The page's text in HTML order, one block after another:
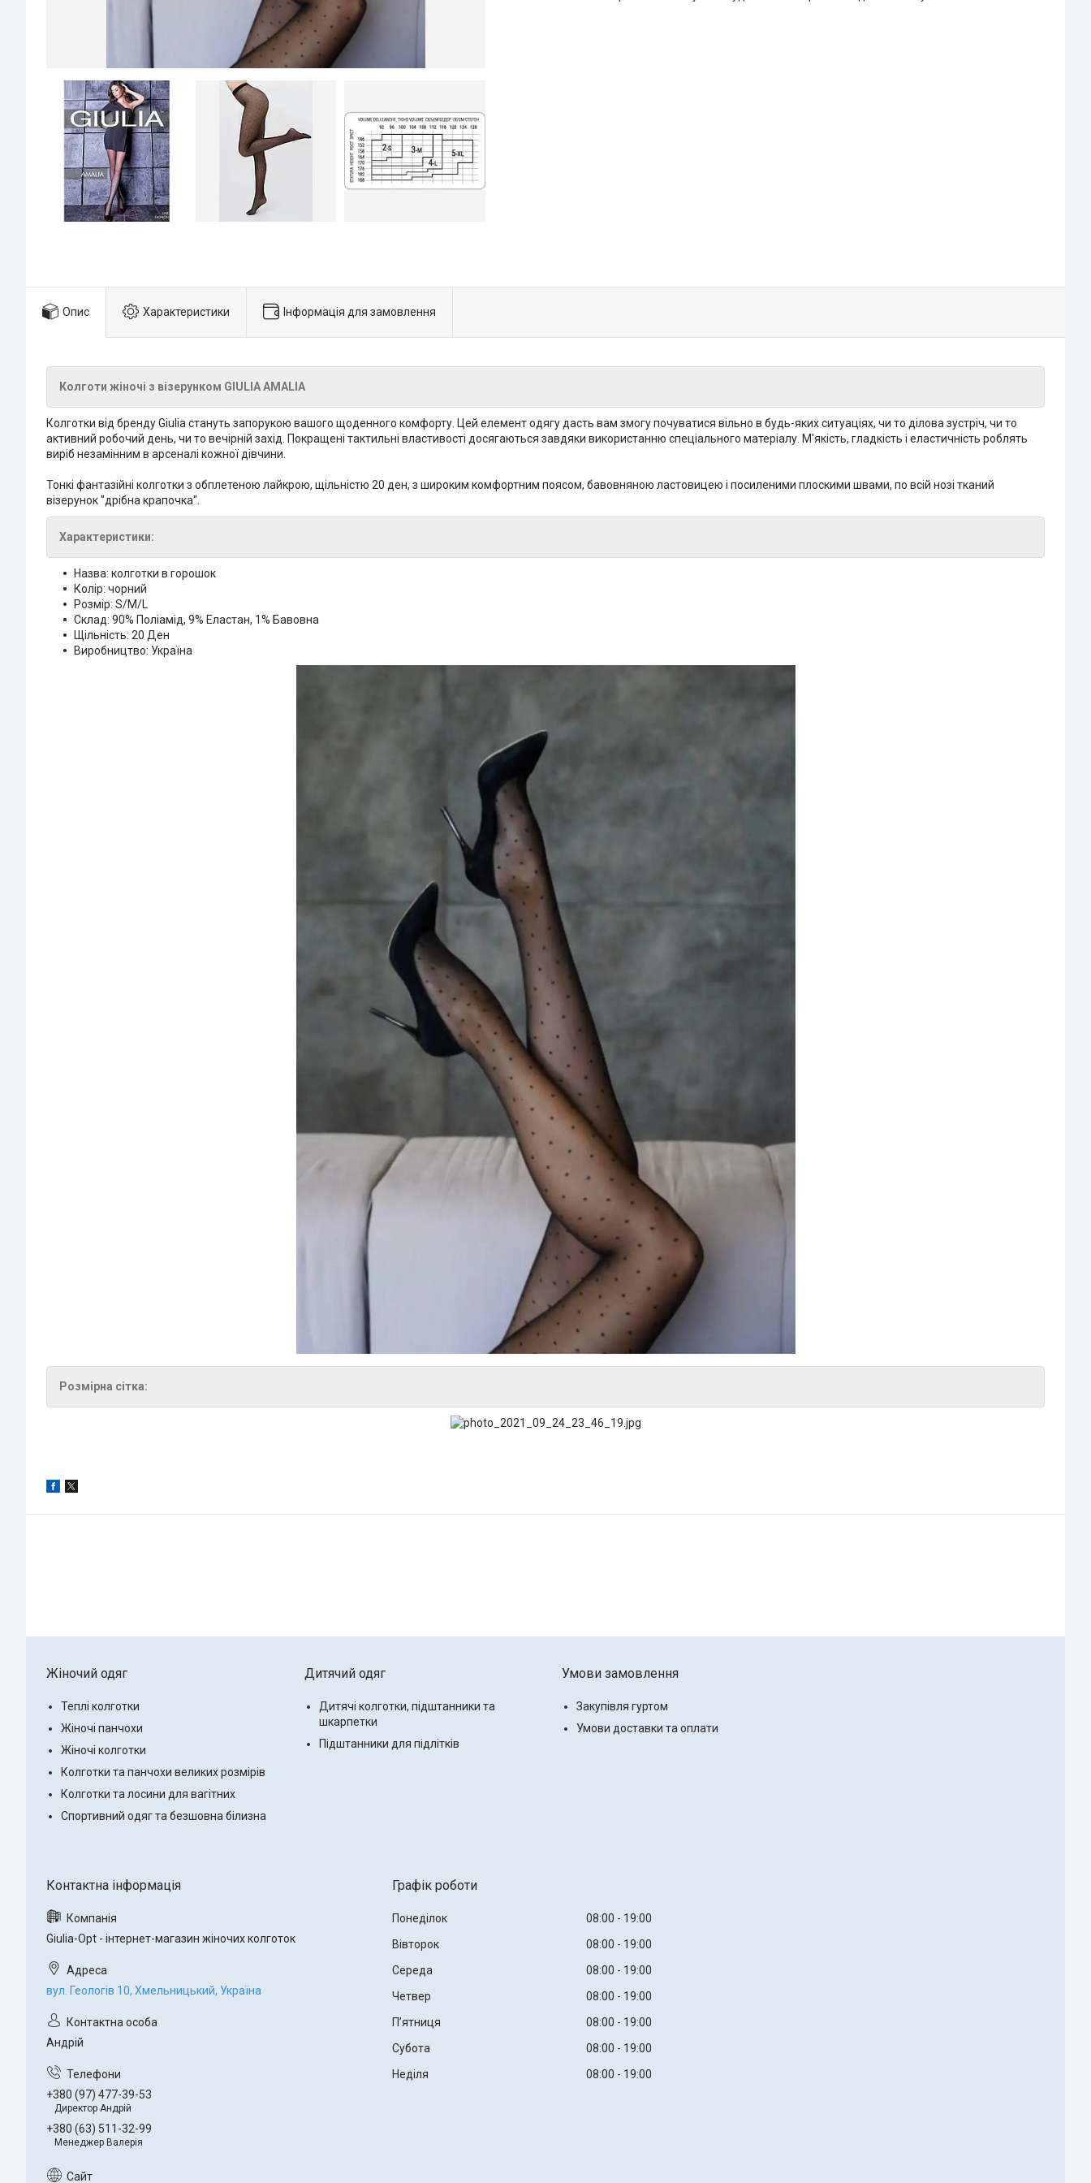
Опис Характеристики Інформація для замовлення
Колготи жіночі з візерунком GIULIA AMALIA
Колготки від бренду Giulia стануть запорукою вашого щоденного комфорту. Цей елемент одягу дасть вам змогу почуватися вільно в будь-яких ситуаціях, чи то ділова зустріч, чи то
активний робочий день, чи то вечірній захід. Покращені тактильні властивості досягаються завдяки використанню спеціального матеріалу. М'якість, гладкість і еластичність роблять
виріб незамінним в арсеналі кожної дівчини.
Тонкі фантазійні колготки з обплетеною лайкрою, щільністю 20 ден, з широким комфортним поясом, бавовняною ластовицею і посиленими плоскими швами, по всій нозі тканий
візерунок "дрібна крапочка".
Характеристики:
Назва: колготки в горошок
Колір: чорний
Розмір: S/M/L
Склад: 90% Поліамід, 9% Еластан, 1% Бавовна
Щільність: 20 Ден
Виробництво: Україна
Розмірна сітка:
Жіночий одяг
Теплі колготки
Жіночі панчохи
Жіночі колготки
Колготки та панчохи великих розмірів
Колготки та лосини для вагітних
Спортивний одяг та безшовна білизна
Дитячий одяг
Дитячі колготки, підштанники та
шкарпетки
Підштанники для підлітків
Умови замовлення
Закупівля гуртом
Умови доставки та оплати
Giulia-Opt - інтернет-магазин жіночих колготок
вул. Геологів 10, Хмельницький, Україна
Андрій
+380 (97) 477-39-53
Директор Андрій
+380 (63) 511-32-99
Менеджер Валерія
Графік роботи
Понеділок 08:00
19:00
Вівторок
08:00
19:00
Середа
08:00
19:00
Четвер
08:00
19:00
Пʼятниця
08:00
19:00
Субота
08:00
19:00
Неділя
08:00 19:00